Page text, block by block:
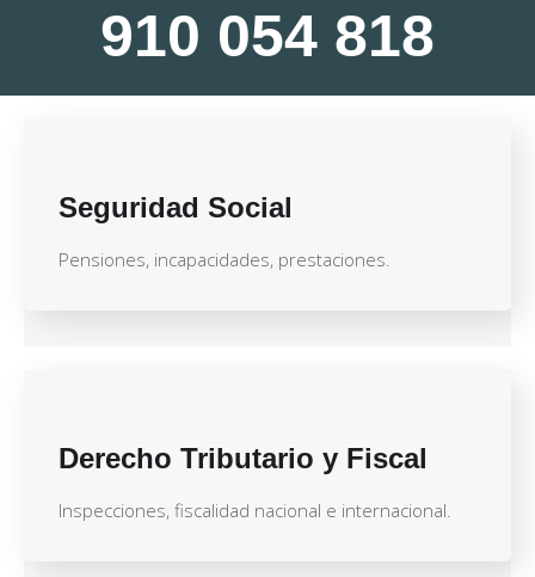
910 054 818
Seguridad Social
Pensiones, incapacidades, prestaciones.
Derecho Tributario y Fiscal
Inspecciones, fiscalidad nacional e internacional.